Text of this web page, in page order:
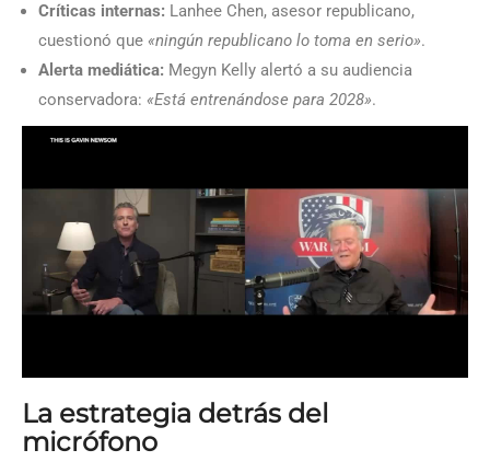
Críticas internas: Lanhee Chen, asesor republicano,
cuestionó que «ningún republicano lo toma en serio».
Alerta mediática: Megyn Kelly alertó a su audiencia
conservadora: «Está entrenándose para 2028».
La estrategia detrás del
micrófono